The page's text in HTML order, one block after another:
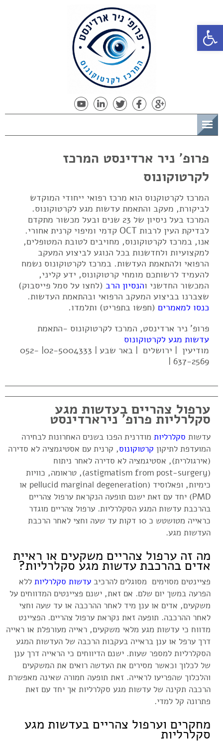
פתח סרגל נגישות
פרופ' ניר ארדינסט המרכז
לקרטוקונוס
המרכז לקרטוקנוס הוא מרכז רפואי ייחודי המוקדש
לביקורת, מעקב והתאמת עדשות מגע לקרטוקונוס.
המרכז בעל ניסיון של 23 שנים ובעל מכשור מתקדם
לבדיקת העין לרבות OCT קדמי ומיפוי קרנית אחורי.
אנו, במרכז לקרטוקונוס, מחויבים לטובת המטופלים,
למקצועיות ולחדשנות בכל הנוגע לביצוע המעקב
הרפואי ולהתאמת העדשות. במרכז לקרטוקונוס נשמח
להעמיד לרשותכם מומחי קרטוקונוס, ידע קליני,
המכשור החדשני והנסיון הרב (לחצו על סמל פייסבוק)
שצברנו בביצוע המעקב הרפואי ובהתאמת העדשות.
כנסו למאמרים (חפשו בתפריט) ותלמדו.
פרופ' ניר ארדינסט, המרכז לקרטוקונוס -התאמת
עדשות מגע לקרטוקונוס
מודיעין | ירושלים | באר שבע | 02-5004333| 052-
637-2569 |
ערפול צהריים בעדשות מגע
סקלרליות פרופ' נירארדינסט
עדשות סקלרליות מודרנית הפכו בשנים האחרונות לבחירה
המועדפת לתיקון קרטוקונוס, קרנית עם אסטיגמציה לא סדירה
(אירגולרית), אסטיגמציה לא סדירה לאחר ניתוח
(astigmatism from post-surgery), טראומה, כוויות
כימיות, ופאלוסיד (pellucid marginal degeneration או
PMD) יחד עם זאת ישנם תופעה הנקראת ערפול צהריים
בהרכבת עדשות המגע הסקלרליות. ערפול צהריים מוגדר
כראייה מטושטש כ 10 דקות עד שעה וחצי לאחר הרכבת
העדשות מגע.
מה זה ערפול צהריים משקעים או ראיית
אדים בהרכבת עדשות מגע סקלרליות?
פציינטים מסוימים מסוגלים להרכיב עדשות סקלרליות ללא
הפרעה במשך יום שלם. אם זאת, ישנם פציינטים המדווחים על
משקעים, אדים או ענן מיד לאחר ההרכבה או עד שעה וחצי
לאחר ההרכבה. תופעה זאת נקראת ערפול צהריים. הפציינט
מדווח כי עדשות מגע מלאי משקעים, ראייה מעורפלת או ראייה
דרך ערפל או ענן בראייה בעקבות הרכבה של העדשות המגע
הסקלרליות למספר שעות. ישנם הדיווחים כי הראייה דרך ענן
של לכלוך וכאשר מסירים את העדשה רואים את המשקעים
והלכלוך שהפריעו לראייה. זאת תופעה חמורה שאינה מאפשרת
הרכבה תקינה של עדשות מגע סקלרליות אך יחד עם זאת
פתרונה קל למדי.
מחקרים וערפול צהריים בעדשות מגע
סקלרליות